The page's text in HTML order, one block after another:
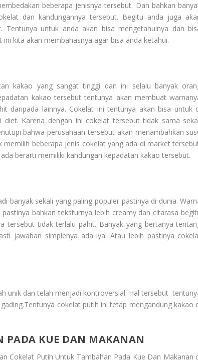
beberapa jenisnya tersebut. Dan bahkan
dan kandungannya tersebut. Begitu anda juga
Tentunya untuk anda akan bisa mengetahuinya dan
kita akan membahasnya agar bisa anda ketahui.
kakao yang sangat tinggi dan ini selalu banyak
kakao tersebut tentunya akan membuat
daripada lainnya. Cokelat ini tentunya akan bisa untuk
Karena dengan ini cokelat tersebut tidak sama
bahwa perusahaan tersebut akan menambahkan
beberapa jenis cokelat yang ada di market
berarti memiliki kandungan kepadatan kakao tersebut.
banyak sekali yang paling populer pastinya di dunia.
bahkan teksturnya lebih creamy dan citarasa
tersebut tidak terlalu pahit. Banyak yang bertanya
jawaban simplenya ada iya. Atau lebih pastinya
unik dan telah menjadi kontroversial. Hal tersebut
cokelat putih ini tetap mengandung kakao
PADA KUE DAN MAKANAN
Cokelat Putih Untuk Tambahan Pada Kue Dan Makanan